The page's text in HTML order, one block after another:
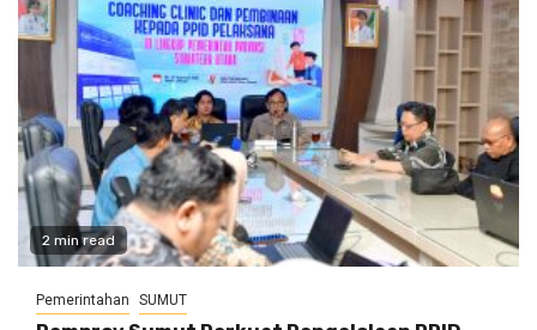
2 min read
Pemerintahan SUMUT